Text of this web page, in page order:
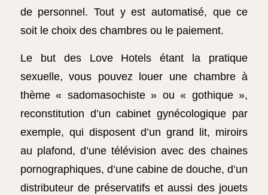
de personnel. Tout y est automatisé, que ce
soit le choix des chambres ou le paiement.
Le but des Love Hotels étant la pratique
sexuelle, vous pouvez louer une chambre à
thème « sadomasochiste » ou « gothique »,
reconstitution d’un cabinet gynécologique par
exemple, qui disposent d’un grand lit, miroirs
au plafond, d’une télévision avec des chaines
pornographiques, d’une cabine de douche, d’un
distributeur de préservatifs et aussi des jouets